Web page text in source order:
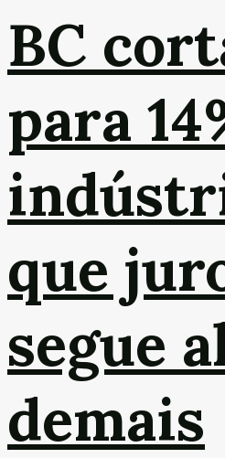
BC
para
que
segue
demais